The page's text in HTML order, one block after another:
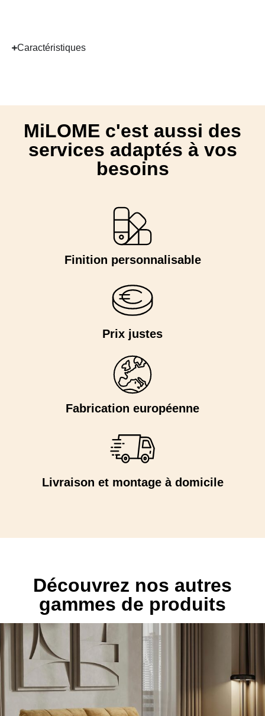
Caractéristiques
MiLOME c'est aussi des
services adaptés à vos
besoins
Finition personnalisable
Prix justes
Fabrication européenne
Livraison et montage à domicile
Découvrez nos autres
gammes de produits